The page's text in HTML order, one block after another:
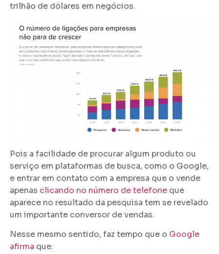
trilhão de dólares em negócios.
Pois a facilidade de procurar algum produto ou
serviço em plataformas de busca, como o Google,
e entrar em contato com a empresa que o vende
apenas clicando no número de telefone que
aparece no resultado da pesquisa tem se revelado
um importante conversor de vendas.
Nesse mesmo sentido, faz tempo que o Google
afirma que: